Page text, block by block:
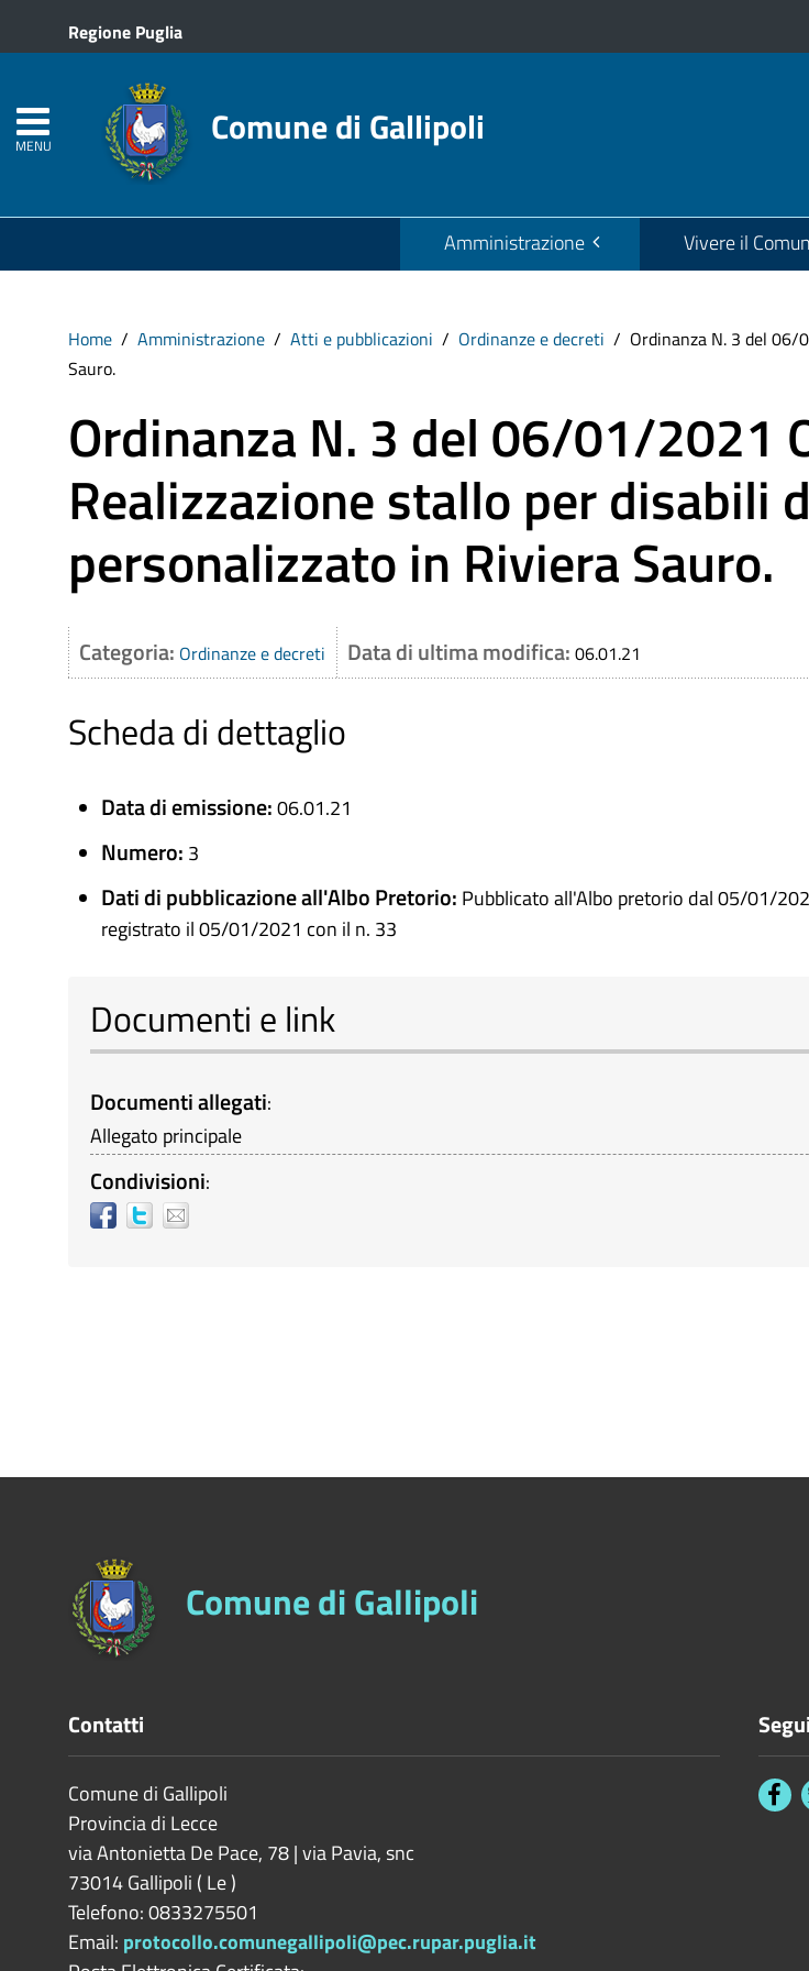
Regione Puglia
MENU Comune di Gallipoli
Amministrazione Vivere il
Home Amministrazione Atti e pubblicazioni Ordinanze e decreti
Ordinanza N. 3 del 06/
Sauro.
Ordinanza N. 3 del 06/01/2021
Realizzazione stallo per disabili
personalizzato in Riviera Sauro.
Categoria: Ordinanze e decreti Data di ultima modifica: 06.01.21
Scheda di dettaglio
Data di emissione:06.01.21
Numero: 3
Dati di pubblicazione all'Albo Pretorio: Pubblicato all'Albo pretorio dal 05/01/
registrato il 05/01/2021 con il n. 33
Documenti e link
Documenti allegati:
Allegato principale
Condivisioni:
Comune di Gallipoli
Contatti
Comune di Gallipoli
Provincia di Lecce
via Antonietta De Pace, 78 | via Pavia, snc
73014Gallipoli ( Le)
Telefono: 0833275501
Email: protocollo.comunegallipoli@pec.rupar.puglia.it